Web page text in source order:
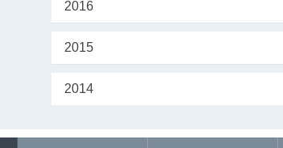
2016
2015
2014